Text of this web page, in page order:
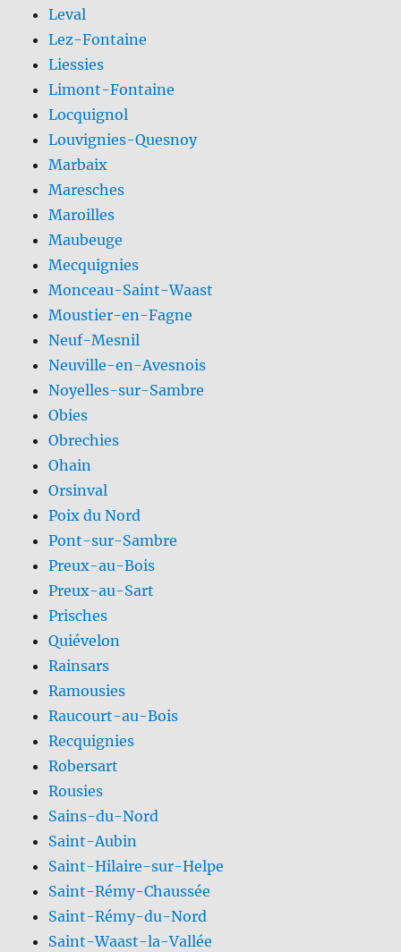
Leval
Lez-Fontaine
Liessies
Limont-Fontaine
Locquignol
Louvignies-Quesnoy
Marbaix
Maresches
Maroilles
Maubeuge
Mecquignies
Monceau-Saint-Waast
Moustier-en-Fagne
Neuf-Mesnil
Neuville-en-Avesnois
Noyelles-sur-Sambre
Obies
Obrechies
Ohain
Orsinval
Poix du Nord
Pont-sur-Sambre
Preux-au-Bois
Preux-au-Sart
Prisches
Quiévelon
Rainsars
Ramousies
Raucourt-au-Bois
Recquignies
Robersart
Rousies
Sains-du-Nord
Saint-Aubin
Saint-Hilaire-sur-Helpe
Saint-Rémy-Chaussée
Saint-Rémy-du-Nord
Saint-Waast-la-Vallée